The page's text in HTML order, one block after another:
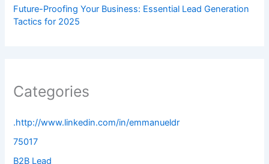
Future-Proofing Your Business: Essential Lead Generation
Tactics for 2025
Categories
.http://www.linkedin.com/in/emmanueldr
75017
B2B Lead